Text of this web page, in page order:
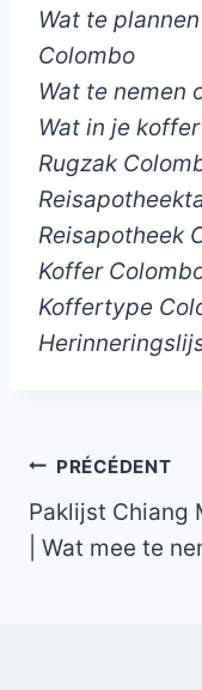
Wat te
Colombo
Wat te nemen
Wat in je
Rugzak
Reisapotheek
Koffer
Koffertype
Navigation
de
l’article
PRÉCÉDENT
Paklijst Chiang
| Wat mee te